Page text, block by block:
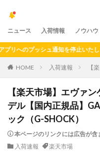
ニュース 入荷情報 ノウハウ
プッシュ通知を停止いたします。
HOME 入荷速報 【
【楽天市場】エヴァ
デル【国内正規品】
ック（G-SHOCK）
本ページのリンクには広告が含
入荷速報
楽天市場